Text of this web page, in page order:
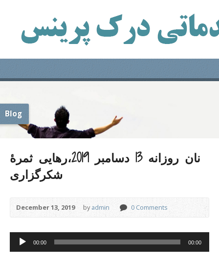
Blog
نان روزانه 13 دسامبر 2019،رهایی ثمرۀ
شکرگزاری
December 13, 2019 byadmin 0 Comments
Audio
Player
00:00 00:00